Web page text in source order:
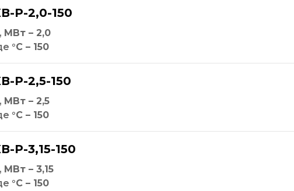
Р-2,0-150
МВт – 2,0
°С – 150
Р-2,5-150
МВт – 2,5
°С – 150
Р-3,15-150
МВт – 3,15
°С – 150